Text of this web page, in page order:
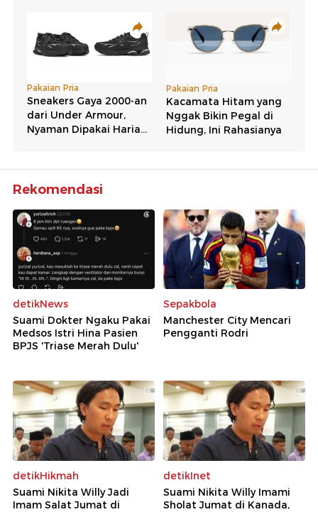
Rekomendasi
detikNews
Suami Dokter Ngaku Pakai
Medsos Istri Hina Pasien
BPJS 'Triase Merah Dulu'
Sepakbola
Manchester City Mencari
Pengganti Rodri
detikHikmah
Suami Nikita Willy Jadi
Imam Salat Jumat di
detikInet
Suami Nikita Willy Imami
Sholat Jumat di Kanada,